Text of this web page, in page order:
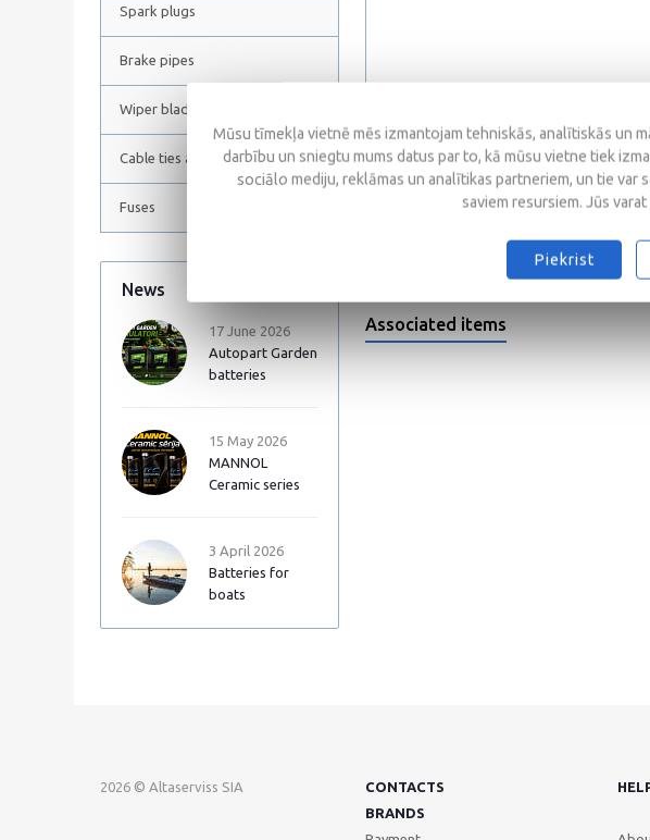
Spark plugs
Brake pipes
Wiper blades
Cable ties and Hose clamps
Fuses
News
17 June 2026
Autopart Garden
batteries
15 May 2026
MANNOL
Ceramic series
3 April 2026
Batteries for
boats
Associated items
2026 © Altaserviss SIA CONTACTS
BRANDS
Mūsu tīmekļa vietnē mēs izmantojam tehniskās, analītiskās un
darbību un sniegtu mums datus par to, kā mūsu vietne tiek
sociālo mediju, reklāmas un analītikas partneriem, un tie
saviem resursiem. Jūs
Piekrist